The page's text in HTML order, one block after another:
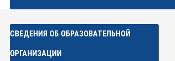
СВЕДЕНИЯ ОБ ОБРАЗОВАТЕЛЬНОЙ
ОРГАНИЗАЦИИ